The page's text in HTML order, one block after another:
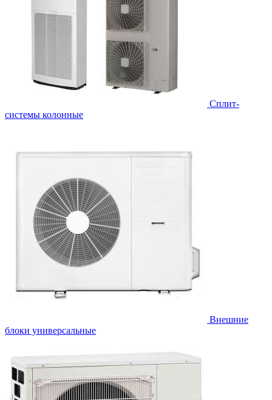
Cплит-
системы колонные
Внешние
блоки универсальные